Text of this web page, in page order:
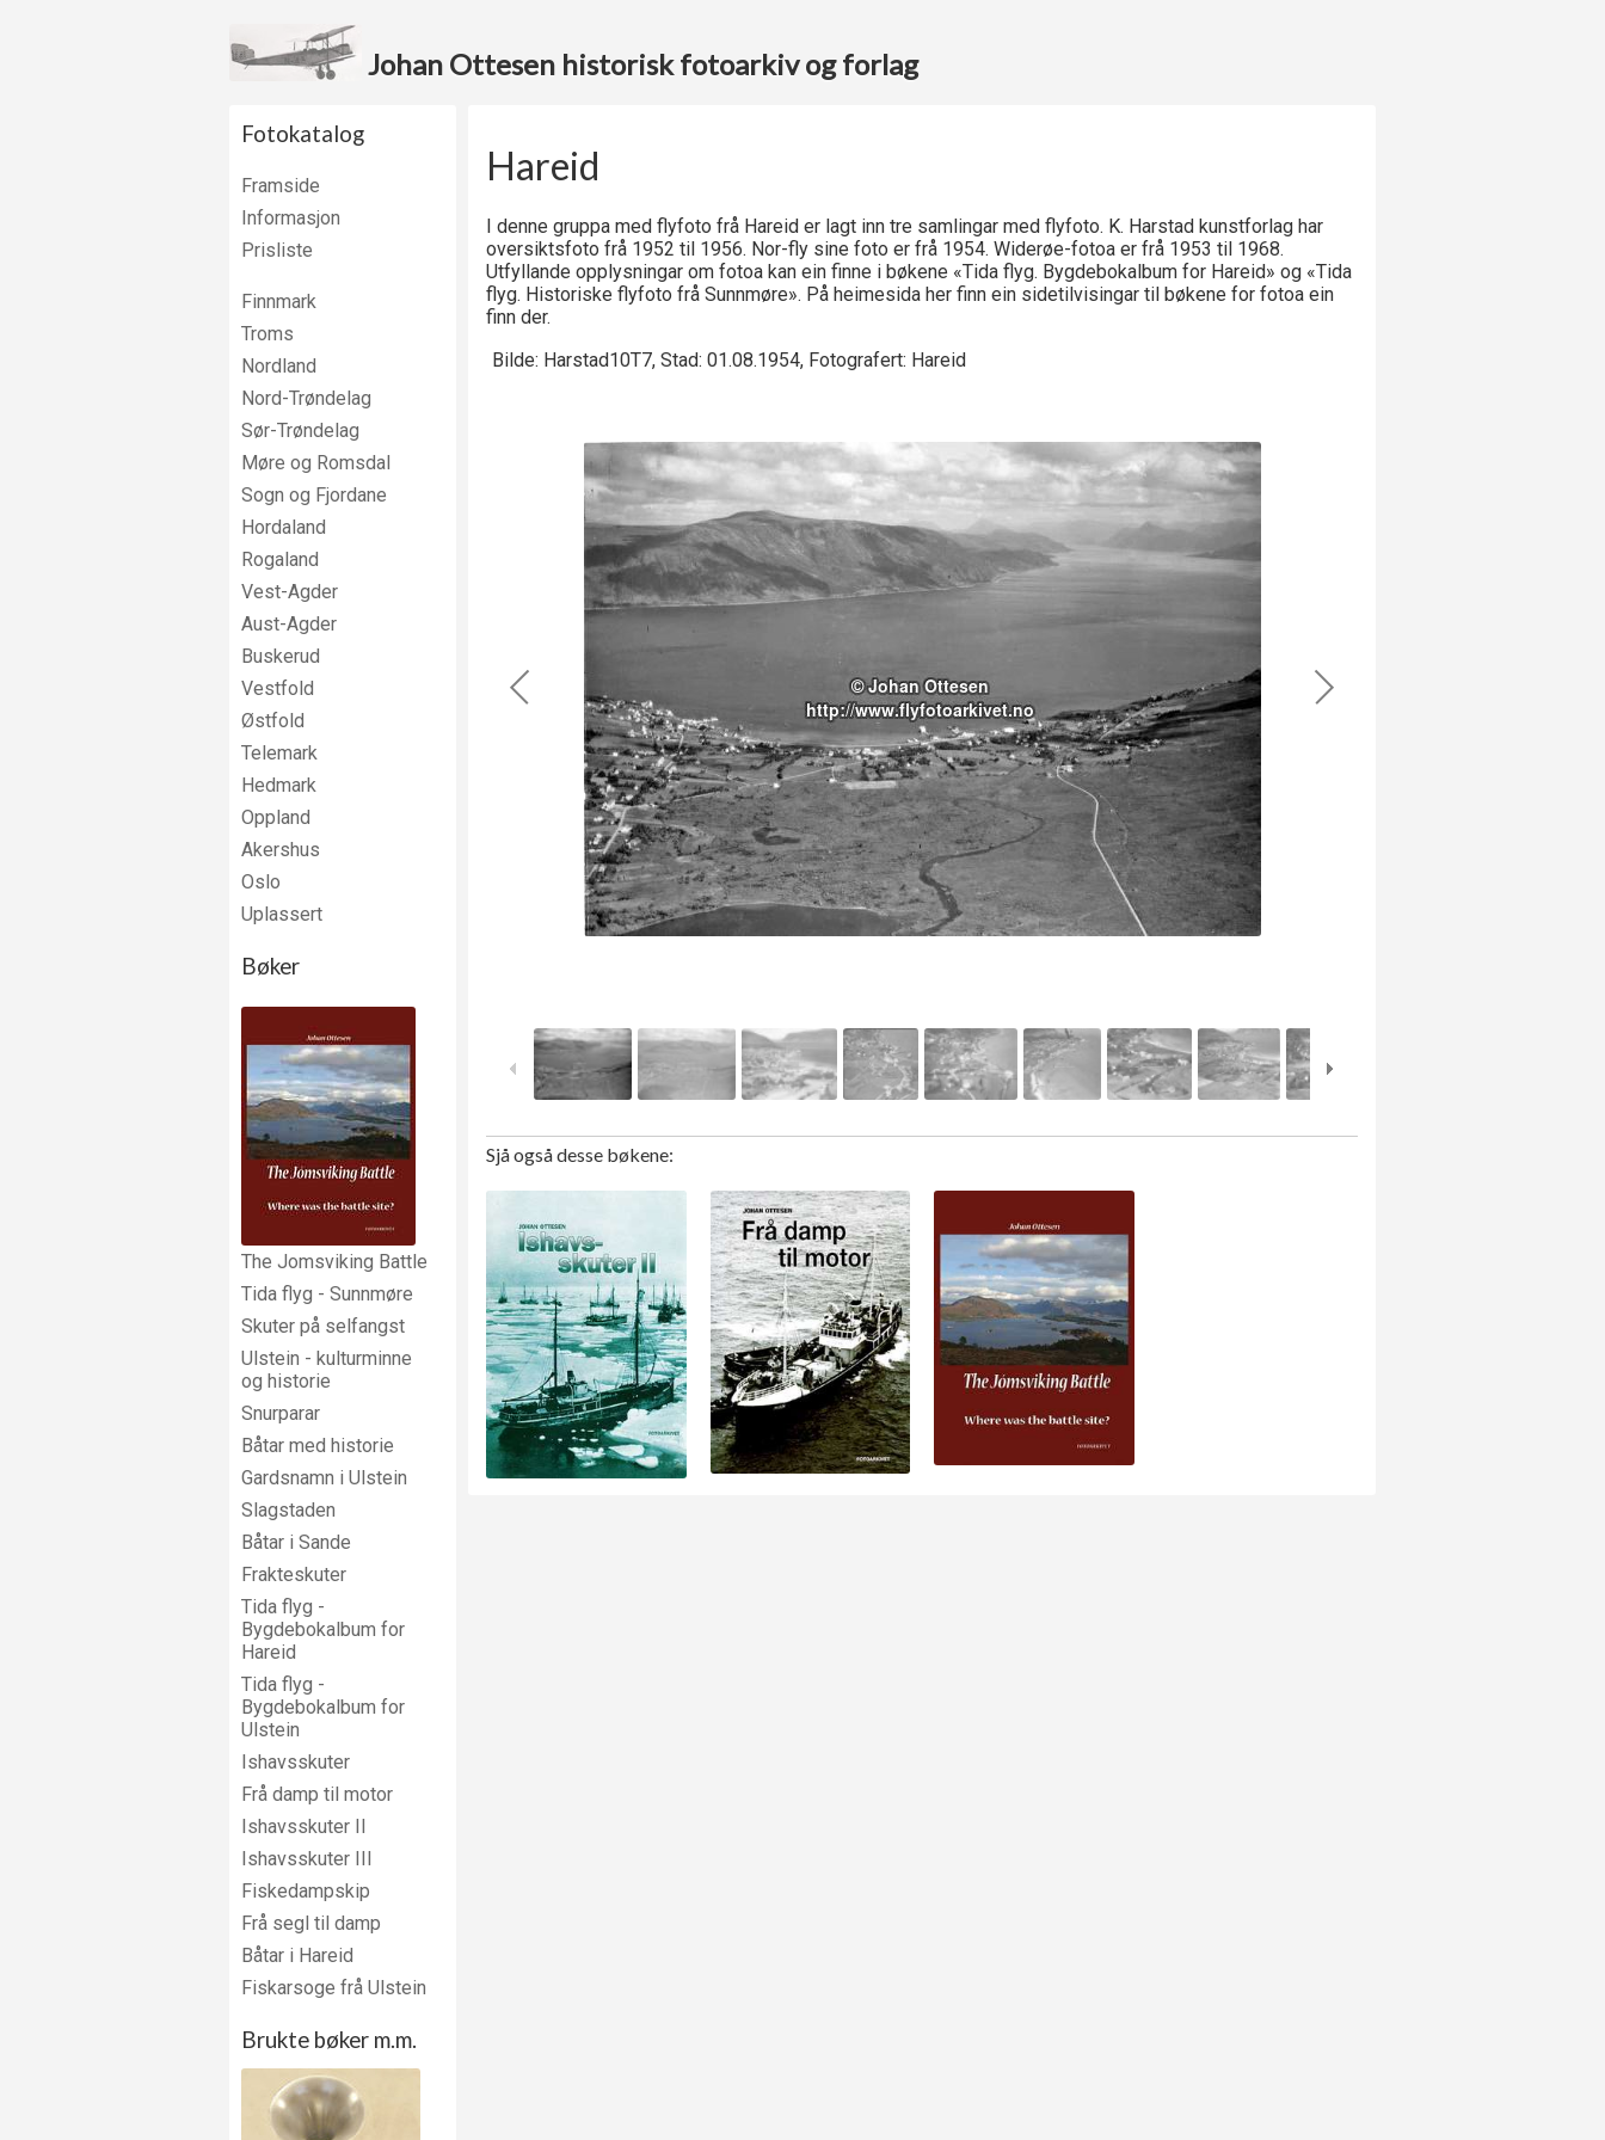
Johan Ottesen historisk fotoarkiv og forlag
Fotokatalog
Framside
Informasjon
Prisliste
Finnmark
Troms
Nordland
Nord-Trøndelag
Sør-Trøndelag
Møre og Romsdal
Sogn og Fjordane
Hordaland
Rogaland
Vest-Agder
Aust-Agder
Buskerud
Vestfold
Østfold
Telemark
Hedmark
Oppland
Akershus
Oslo
Uplassert
Bøker
The Jomsviking Battle
Tida flyg - Sunnmøre
Skuter på selfangst
Ulstein - kulturminne
og historie
Snurparar
Båtar med historie
Gardsnamn i Ulstein
Slagstaden
Båtar i Sande
Frakteskuter
Tida flyg -
Bygdebokalbum for
Hareid
Tida flyg -
Bygdebokalbum for
Ulstein
Ishavsskuter
Frå damp til motor
Ishavsskuter II
Ishavsskuter III
Fiskedampskip
Frå segl til damp
Båtar i Hareid
Fiskarsoge frå Ulstein
Brukte bøker m.m.
Hareid
I denne gruppa med flyfoto frå Hareid er lagt inn tre samlingar med flyfoto. K. Harstad kunstforlag har
oversiktsfoto frå 1952 til 1956. Nor-fly sine foto er frå 1954. Widerøe-fotoa er frå 1953 til 1968.
Utfyllande opplysningar om fotoa kan ein finne i bøkene «Tida flyg. Bygdebokalbum for Hareid» og «Tida
flyg. Historiske flyfoto frå Sunnmøre». På heimesida her finn ein sidetilvisingar til bøkene for fotoa ein
finn der.
Bilde: Harstad10T7, Stad: 01.08.1954, Fotografert: Hareid
Sjå også desse bøkene: